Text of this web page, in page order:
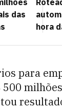
das
hora
para